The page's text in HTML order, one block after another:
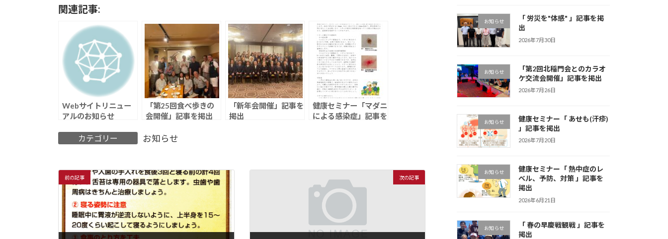
関連記事:
Webサイトリニュー
アルのお知らせ
「第25回食べ歩きの
会開催」記事を掲出
「新年会開催」記事を
掲出
健康セミナー「マダニ
による感染症」記事を
カテゴリー お知らせ
前の記事 次の記事
お知らせ
「 労災を"体感" 」記事を掲
出
2026年7月30日
お知らせ
「第2回北稲門会とのカラオ
ケ交流会開催」記事を掲出
2026年7月26日
お知らせ
健康セミナー「 あせも(汗疹)
」記事を掲出
2026年7月20日
お知らせ
健康セミナー「 熱中症のレ
ベル、予防、対策 」記事を
掲出
2026年6月21日
お知らせ
「 春の早慶戦観戦 」記事を
掲出